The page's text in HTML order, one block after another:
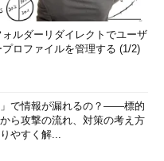
ォルダーリダイレクトでユーザ
プロファイルを管理する (1/2)
で情報が漏れるの？――標的
ら攻撃の流れ、対策の考え方
やすく解...